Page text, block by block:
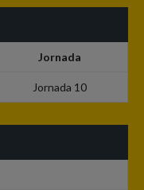
Jornada
Jornada 10